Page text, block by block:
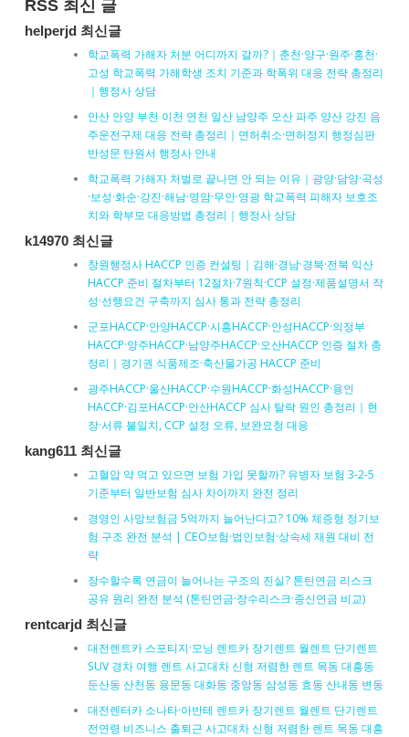
RSS 최신 글
helperjd 최신글
학교폭력 가해자 처분 어디까지 갈까?｜춘천·양구·원주·홍천·
고성 학교폭력 가해학생 조치 기준과 학폭위 대응 전략 총정리
｜행정사 상담
안산 안양 부천 이천 연천 일산 남양주 오산 파주 양산 강진 음
주운전구제 대응 전략 총정리｜면허취소·면허정지 행정심판
반성문 탄원서 행정사 안내
학교폭력 가해자 처벌로 끝나면 안 되는 이유｜광양·담양·곡성
·보성·화순·강진·해남·영암·무안·영광 학교폭력 피해자 보호조
치와 학부모 대응방법 총정리｜행정사 상담
k14970 최신글
창원행정사 HACCP 인증 컨설팅｜김해·경남·경북·전북 익산
HACCP 준비 절차부터 12절차·7원칙·CCP 설정·제품설명서 작
성·선행요건 구축까지 심사 통과 전략 총정리
군포HACCP·안양HACCP·시흥HACCP·안성HACCP·의정부
HACCP·양주HACCP·남양주HACCP·오산HACCP 인증 절차 총
정리｜경기권 식품제조·축산물가공 HACCP 준비
광주HACCP·울산HACCP·수원HACCP·화성HACCP·용인
HACCP·김포HACCP·안산HACCP 심사 탈락 원인 총정리｜현
장·서류 불일치, CCP 설정 오류, 보완요청 대응
kang611 최신글
고혈압 약 먹고 있으면 보험 가입 못할까? 유병자 보험 3-2-5
기준부터 일반보험 심사 차이까지 완전 정리
경영인 사망보험금 5억까지 늘어난다고? 10% 체증형 정기보
험 구조 완전 분석 | CEO보험·법인보험·상속세 재원 대비 전
략
장수할수록 연금이 늘어나는 구조의 진실? 톤틴연금 리스크
공유 원리 완전 분석 (톤틴연금·장수리스크·종신연금 비교)
rentcarjd 최신글
대전렌트카 스포티지·모닝 렌트카 장기렌트 월렌트 단기렌트
SUV 경차 여행 렌트 사고대차 신형 저렴한 렌트 목동 대흥동
둔산동 산천동 용문동 대화동 중앙동 삼성동 효동 산내동 변동
대전렌터카 소나타·아반테 렌트카 장기렌트 월렌트 단기렌트
전연령 비즈니스 출퇴근 사고대차 신형 저렴한 렌트 목동 대흥